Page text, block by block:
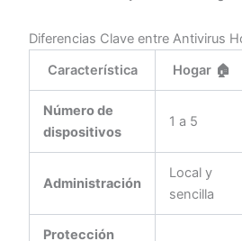
Diferencias Clave entre Antivirus
Característica
Hogar 🏠
Número de
dispositivos
1 a 5
Administración
Local y
sencilla
Protección